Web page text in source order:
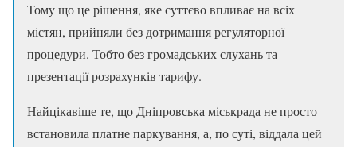
Тому що це рішення, яке суттєво впливає на всіх
містян, прийняли без дотримання регуляторної
процедури. Тобто без громадських слухань та
презентації розрахунків тарифу.
Найцікавіше те, що Дніпровська міськрада не просто
встановила платне паркування, а, по суті, віддала цей